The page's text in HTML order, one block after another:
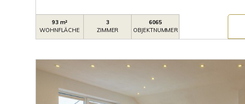
93 m²
WOHNFLÄCHE
3
ZIMMER
6065
OBJEKTNUMMER